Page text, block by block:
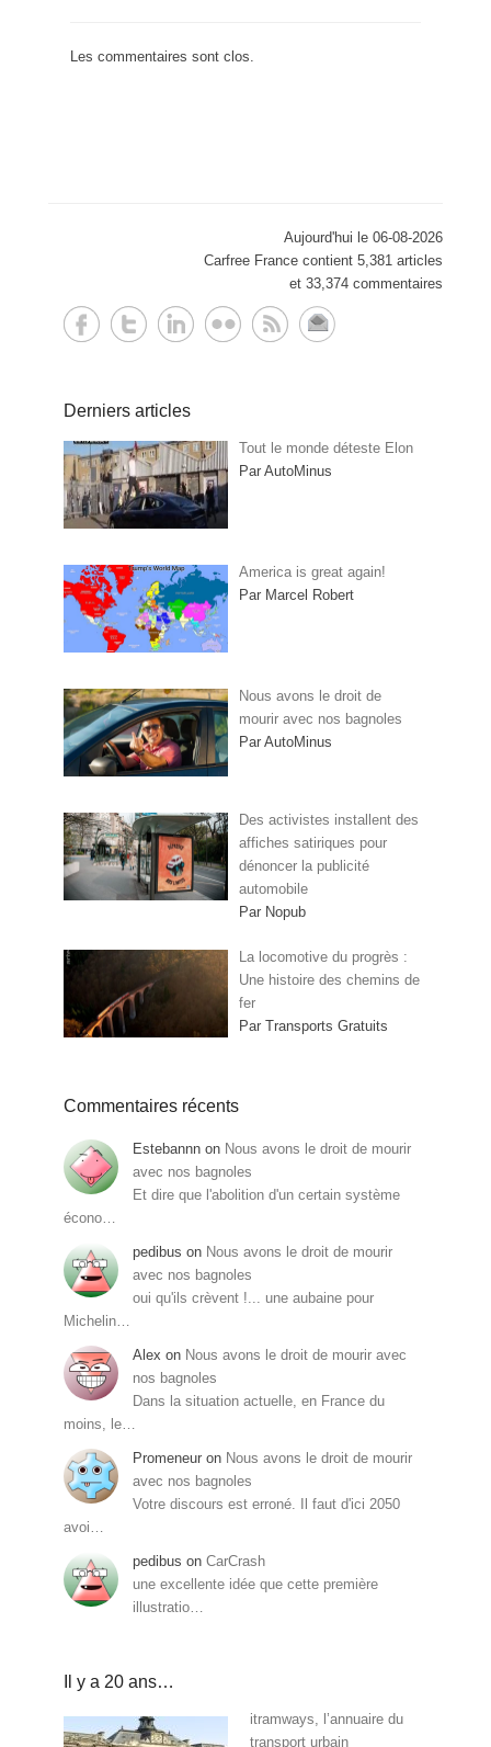
Les commentaires sont clos.
Aujourd'hui le 06-08-2026
Carfree France contient 5,381 articles
et 33,374 commentaires
Derniers articles
Tout le monde déteste Elon
Par AutoMinus
America is great again!
Par Marcel Robert
Nous avons le droit de
mourir avec nos bagnoles
Par AutoMinus
Des activistes installent des
affiches satiriques pour
dénoncer la publicité
automobile
Par Nopub
La locomotive du progrès :
Une histoire des chemins de
fer
Par Transports Gratuits
Commentaires récents
Estebannn on Nous avons le droit de mourir
avec nos bagnoles
Et dire que l'abolition d'un certain système
écono…
pedibus on Nous avons le droit de mourir
avec nos bagnoles
oui qu'ils crèvent !... une aubaine pour
Michelin…
Alex on Nous avons le droit de mourir avec
nos bagnoles
Dans la situation actuelle, en France du
moins, le…
Promeneur on Nous avons le droit de mourir
avec nos bagnoles
Votre discours est erroné. Il faut d'ici 2050
avoi…
pedibus on CarCrash
une excellente idée que cette première
illustratio…
Il y a 20 ans…
itramways, l’annuaire du
transport urbain